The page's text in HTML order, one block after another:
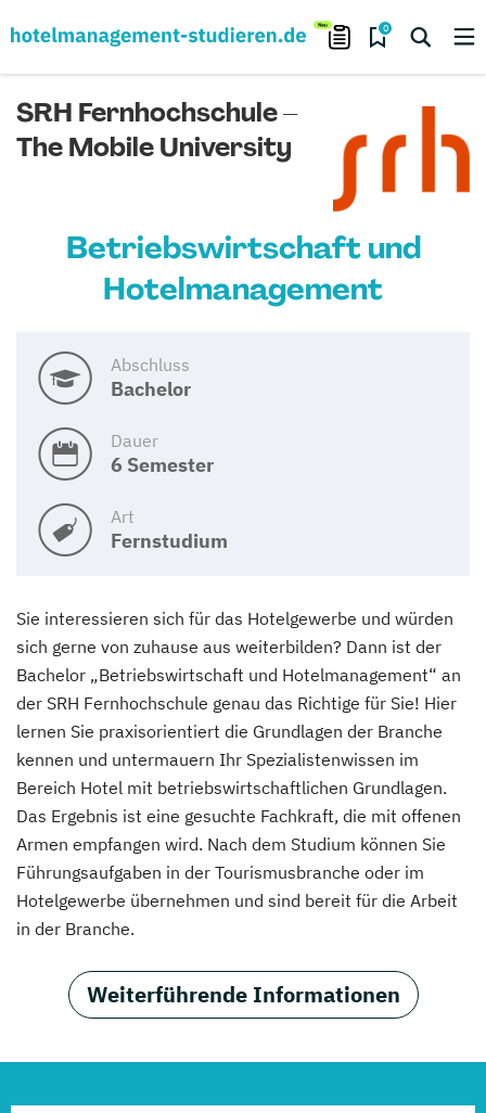
0
SRH Fernhochschule –
The Mobile University
Betriebswirtschaft und
Hotelmanagement
Abschluss
Bachelor
Dauer
6 Semester
Art
Fernstudium
Sie interessieren sich für das Hotelgewerbe und würden
sich gerne von zuhause aus weiterbilden? Dann ist der
Bachelor „Betriebswirtschaft und Hotelmanagement“ an
der SRH Fernhochschule genau das Richtige für Sie! Hier
lernen Sie praxisorientiert die Grundlagen der Branche
kennen und untermauern Ihr Spezialistenwissen im
Bereich Hotel mit betriebswirtschaftlichen Grundlagen.
Das Ergebnis ist eine gesuchte Fachkraft, die mit offenen
Armen empfangen wird. Nach dem Studium können Sie
Führungsaufgaben in der Tourismusbranche oder im
Hotelgewerbe übernehmen und sind bereit für die Arbeit
in der Branche.
Weiterführende Informationen